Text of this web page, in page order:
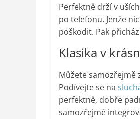
Perfektně drží v
po telefonu. Jenže
poškodit. Pak
Klasika v
Můžete samozřejmě
Podívejte se na
perfektně, dobře
samozřejmě